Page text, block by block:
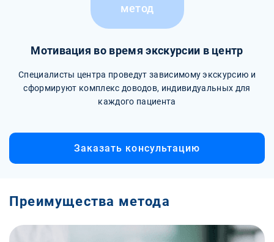
метод
Мотивация во время экскурсии в центр
Специалисты центра проведут зависимому экскурсию и
сформируют комплекс доводов, индивидуальных для
каждого пациента
Заказать консультацию
Преимущества метода